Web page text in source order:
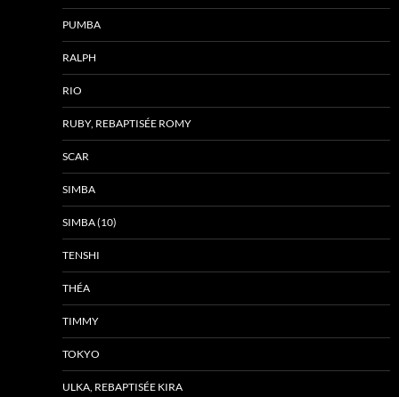
PUMBA
RALPH
RIO
RUBY, REBAPTISÉE ROMY
SCAR
SIMBA
SIMBA (10)
TENSHI
THÉA
TIMMY
TOKYO
ULKA, REBAPTISÉE KIRA